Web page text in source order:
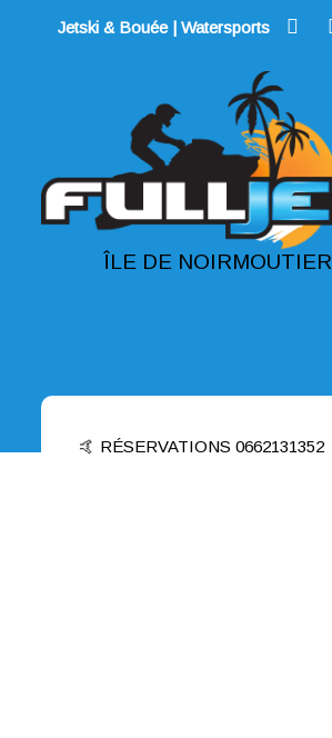
Jetski & Bouée | Watersports
ÎLE DE NOIRMOUTIER
🤙 RÉSERVATIONS 0662131352